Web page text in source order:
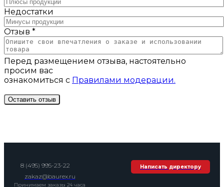
Недостатки
Отзыв *
Перед размещением отзыва, настоятельно
просим вас
ознакомиться с Правилами модерации.
8 (495) 995-23-22
zakaz@baurex.ru
Принимаем заказы 24 часа
Написать директору